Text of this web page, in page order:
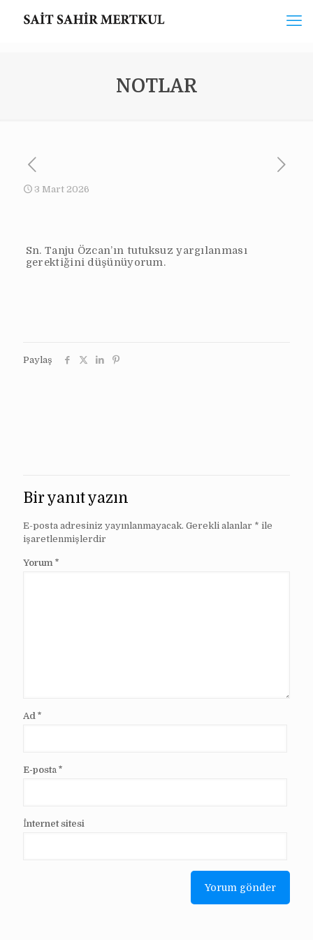
NOTLAR
3 Mart 2026
Sn. Tanju Özcan’ın tutuksuz yargılanması
gerektiğini düşünüyorum.
Paylaş
Bir yanıt yazın
E-posta adresiniz yayınlanmayacak. Gerekli alanlar * ile
işaretlenmişlerdir
Yorum *
Ad *
E-posta *
İnternet sitesi